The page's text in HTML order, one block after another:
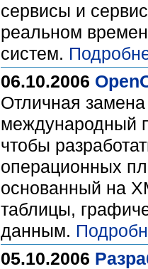
сервисы и
реальном
систем.
06.10.2006
Отличная
международный
чтобы
операционных
основанный на
таблицы,
данным.
05.10.2006